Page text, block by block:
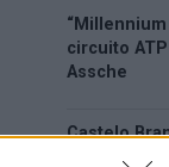
circuito
Assche
Castelo
Artes e